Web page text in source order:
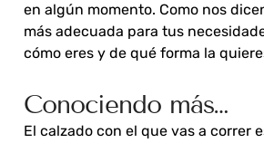
en algún momento. Como nos
más adecuada para tus
cómo eres y de qué forma la
Conociendo más…
El calzado con el que vas a correr